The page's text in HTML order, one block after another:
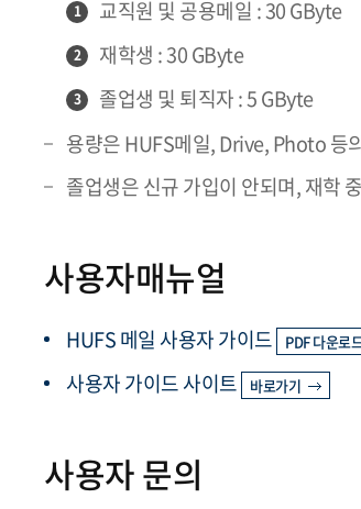
1 교직원 및 공용메일 : 30 GByte
2 재학생 : 30 GByte
3
졸업생 및 퇴직자 : 5 GByte
용량은 HUFS메일, Drive, Photo 등
졸업생은 신규 가입이 안되며, 재학
사용자매뉴얼
HUFS 메일 사용자 가이드 PDF 다운로
사용자 가이드 사이트 바로가기
사용자 문의